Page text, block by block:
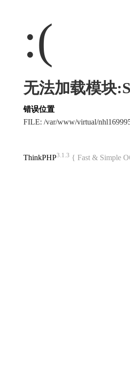
:(
无法加载模块
错误位置
FILE: /var/www/virtual/
ThinkPHP3.1.3 { Fast & Simple